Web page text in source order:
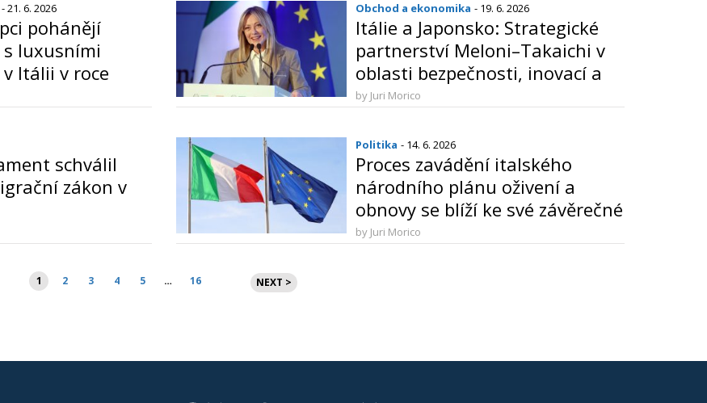
- 21. 6. 2026
pohánějí
luxusními
Itálii v roce
Obchod a ekonomika - 19. 6. 2026
Itálie a Japonsko: Strategické
partnerství Meloni–Takaichi v
oblasti bezpečnosti, inovací a
evropských perspektiv
by Juri Morico
schválil
zákon v
Politika - 14. 6. 2026
Proces zavádění italského
národního plánu oživení a
obnovy se blíží ke své závěrečné
fázi
by Juri Morico
Stránkování
příspěvků
1 2 3 4 5 … 16 NEXT >